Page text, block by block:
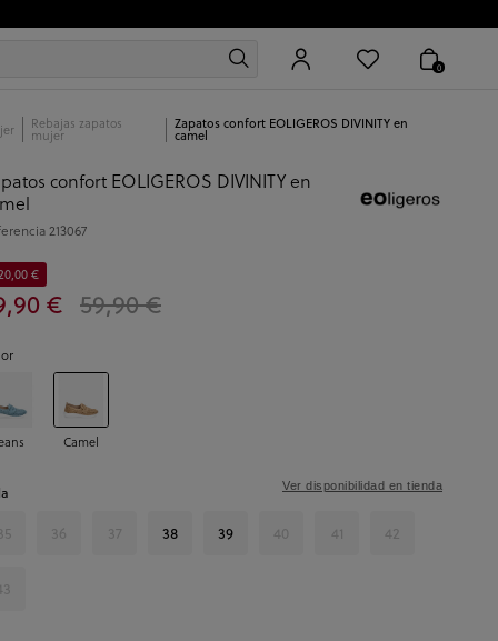
0
Rebajas zapatos
mujer
Zapatos confort EOLIGEROS DIVINITY en
camel
confort EOLIGEROS DIVINITY en
213067
€ 59,90 €
€
Camel
35 36 37 38 39 40 41 42
Ver disponibilidad en tienda